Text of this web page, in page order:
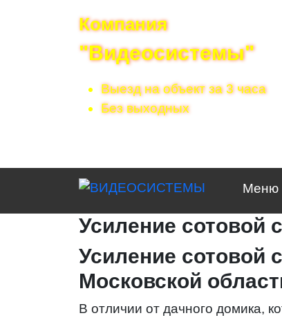
Компания
"Видеосистемы"
Выезд на объект за 3 часа
Без выходных
Меню
Усиление сотовой
Усиление сотовой
Московской
В отличии от дачного домика,